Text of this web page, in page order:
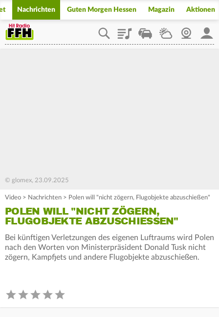
Nachrichten Guten Morgen Hessen Magazin Aktionen
PlaylistStaupilotWetterWebcam
© glomex, 23.09.2025
Video > Nachrichten > Polen will "nicht zögern, Flugobjekte abzuschießen"
POLEN WILL "NICHT ZÖGERN,
FLUGOBJEKTE ABZUSCHIESSEN"
Bei künftigen Verletzungen des eigenen Luftraums wird Polen
nach den Worten von Ministerpräsident Donald Tusk nicht
zögern, Kampfjets und andere Flugobjekte abzuschießen.